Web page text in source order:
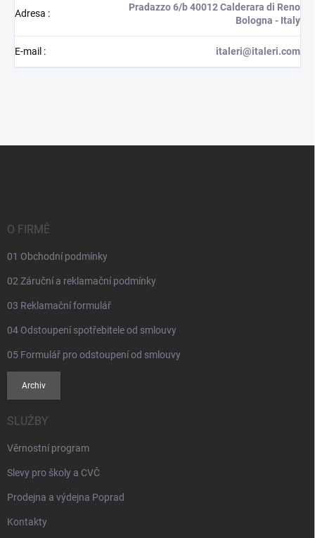
Adresa :
Pradazzo 6/b 40012 Calderara di Reno
Bologna - Italy
E-mail : italeri@italeri.com
O FIRMĚ
01 Obchodní podmínky
02 Záruční a reklamační podmínky
03 Reklamační formulář
04 Odstoupení spotřebitele od smlouvy
05 Formulář pro odstoupení od smlouvy
Archiv
SLUŽBY
Věrnostní program
Slevy pro školy a CVČ
Prodejna a výdejna Poprad
Kontakty